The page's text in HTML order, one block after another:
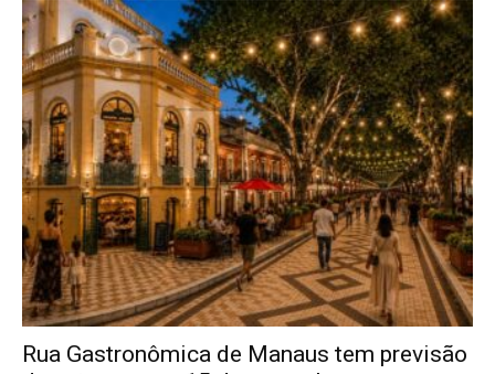
Rua Gastronômica de Manaus tem previsão